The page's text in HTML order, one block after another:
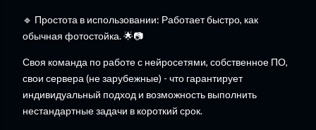
🔹 Простота в использовании: Работает быстро, как
обычная фотостойка. 🌟📷
Своя команда по работе с нейросетями, собственное ПО,
свои сервера (не зарубежные) - что гарантирует
индивидуальный подход и возможность выполнить
нестандартные задачи в короткий срок.